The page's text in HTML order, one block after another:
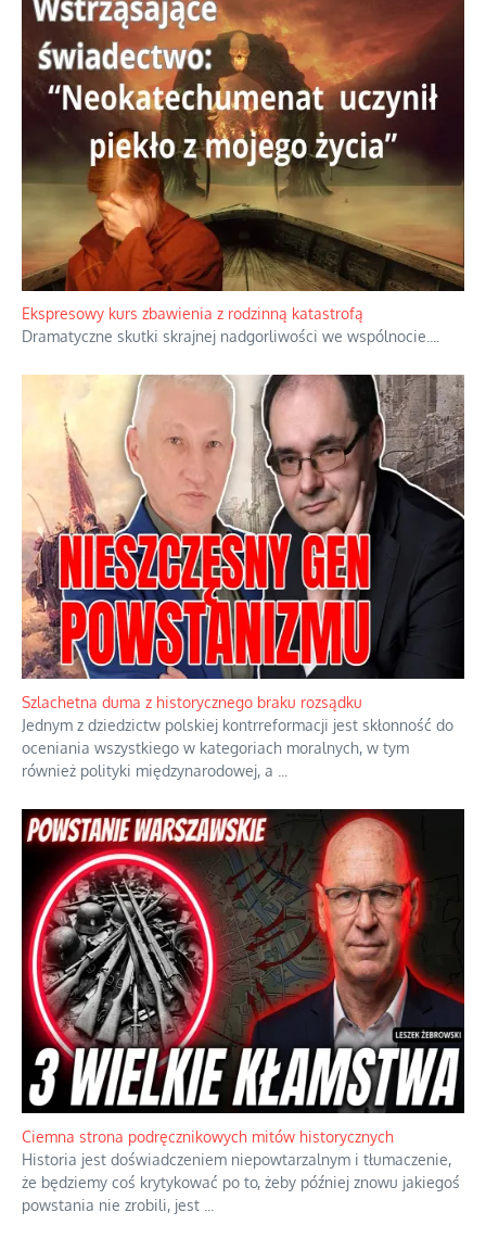
Ekspresowy kurs zbawienia z rodzinną katastrofą
Dramatyczne skutki skrajnej nadgorliwości we wspólnocie.
Szlachetna duma z historycznego braku rozsądku
Jednym z dziedzictw polskiej kontrreformacji jest skłonność do
oceniania wszystkiego w kategoriach moralnych, w tym
również polityki międzynarodowej, a
Ciemna strona podręcznikowych mitów historycznych
Historia jest doświadczeniem niepowtarzalnym i tłumaczenie,
że będziemy coś krytykować po to, żeby później znowu jakiegoś
powstania nie zrobili, jest